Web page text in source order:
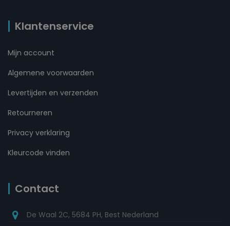
Klantenservice
Mijn account
Algemene voorwaarden
Levertijden en verzenden
Retourneren
Privacy verklaring
Kleurcode vinden
Contact
De Waal 2C, 5684 PH, Best Nederland